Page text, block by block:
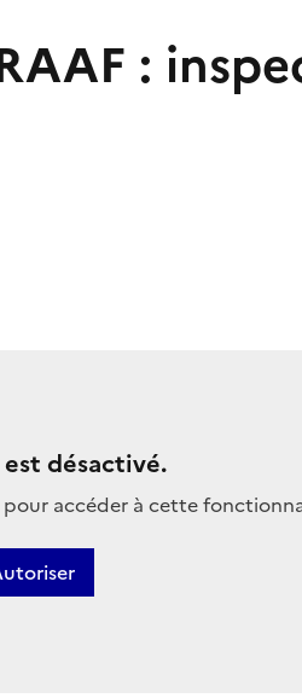
:
désactivé.
accéder à cette